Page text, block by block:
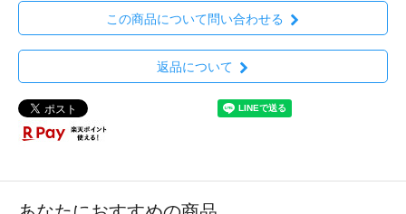
この商品について問い合わせる
返品について